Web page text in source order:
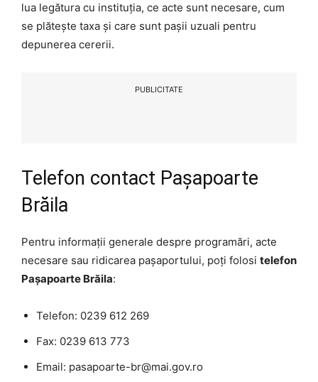
lua legătura cu instituția, ce acte sunt necesare, cum
se plătește taxa și care sunt pașii uzuali pentru
depunerea cererii.
PUBLICITATE
Telefon contact Pașapoarte
Brăila
Pentru informații generale despre programări, acte
necesare sau ridicarea pașaportului, poți folosi telefon
Pașapoarte Brăila:
Telefon: 0239 612 269
Fax: 0239 613 773
Email: pasapoarte-br@mai.gov.ro